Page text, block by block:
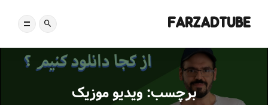
FARZADTUBE
برچسب: ویدیو موزیک